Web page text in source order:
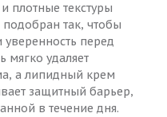
плотные текстуры
так, чтобы
уверенность перед
удаляет
а липидный крем
защитный барьер,
в течение дня.